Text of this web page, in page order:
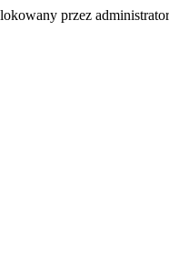
przez